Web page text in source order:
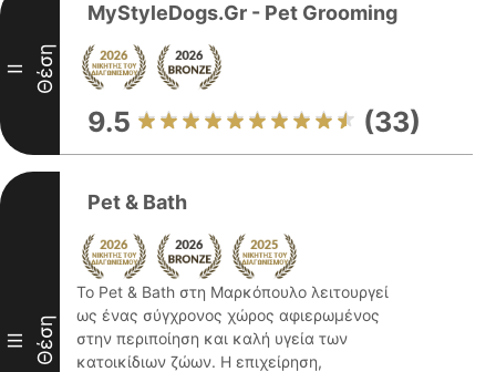
II Θέση
MyStyleDogs.Gr - Pet Grooming
9.5 (33)
III Θέση
Pet & Bath
Το Pet & Bath στη Μαρκόπουλο λειτουργεί
ως ένας σύγχρονος χώρος αφιερωμένος
στην περιποίηση και καλή υγεία των
κατοικίδιων ζώων. Η επιχείρηση,